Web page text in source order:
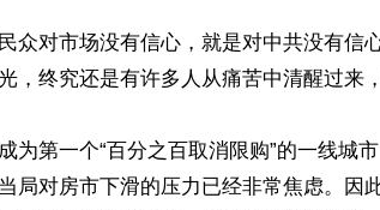
众对市场没有信心，就是对中共没有信
，终究还是有许多人从痛苦中清醒过来
为第一个“百分之百取消限购”的一线城
对房市下滑的压力已经非常焦虑。因